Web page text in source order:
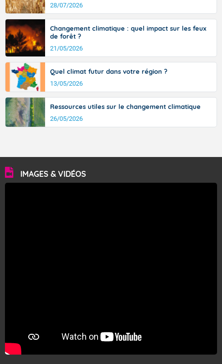
28/07/2026
Changement climatique : quel impact sur les feux
de forêt ?
21/05/2026
Quel climat futur dans votre région ?
13/05/2026
Ressources utiles sur le changement climatique
26/05/2026
IMAGES & VIDÉOS